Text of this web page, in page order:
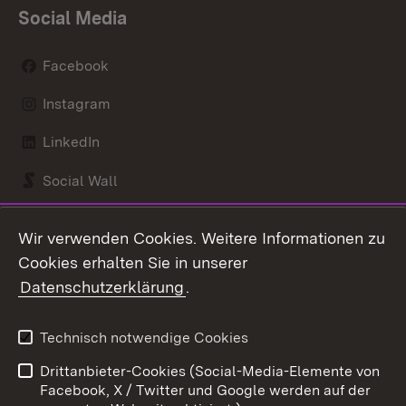
Social Media
Facebook
Instagram
LinkedIn
Social Wall
Kontakt
Barrierefreiheit
Impressum
Cookies
Wir verwenden Cookies. Weitere Informationen zu
Cookies erhalten Sie in unserer
Datenschutzerklärung.
Technisch notwendige Cookies
Drittanbieter-Cookies (Social-Media-Elemente von
Facebook, X / Twitter und Google werden auf der